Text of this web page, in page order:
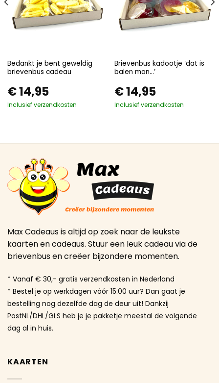
Bedankt je bent geweldig
brievenbus cadeau
€14,95
Inclusief verzendkosten
Brievenbus kadootje ‘dat is
balen man…’
€14,95
Inclusief verzendkosten
Max Cadeaus is altijd op zoek naar de leukste
kaarten en cadeaus. Stuur een leuk cadeau via de
brievenbus en creëer bijzondere momenten.
* Vanaf € 30,- gratis verzendkosten in Nederland
* Bestel je op werkdagen vóór 15:00 uur? Dan gaat je
bestelling nog dezelfde dag de deur uit! Dankzij
PostNL/DHL/GLS heb je je pakketje meestal de volgende
dag al in huis.
KAARTEN